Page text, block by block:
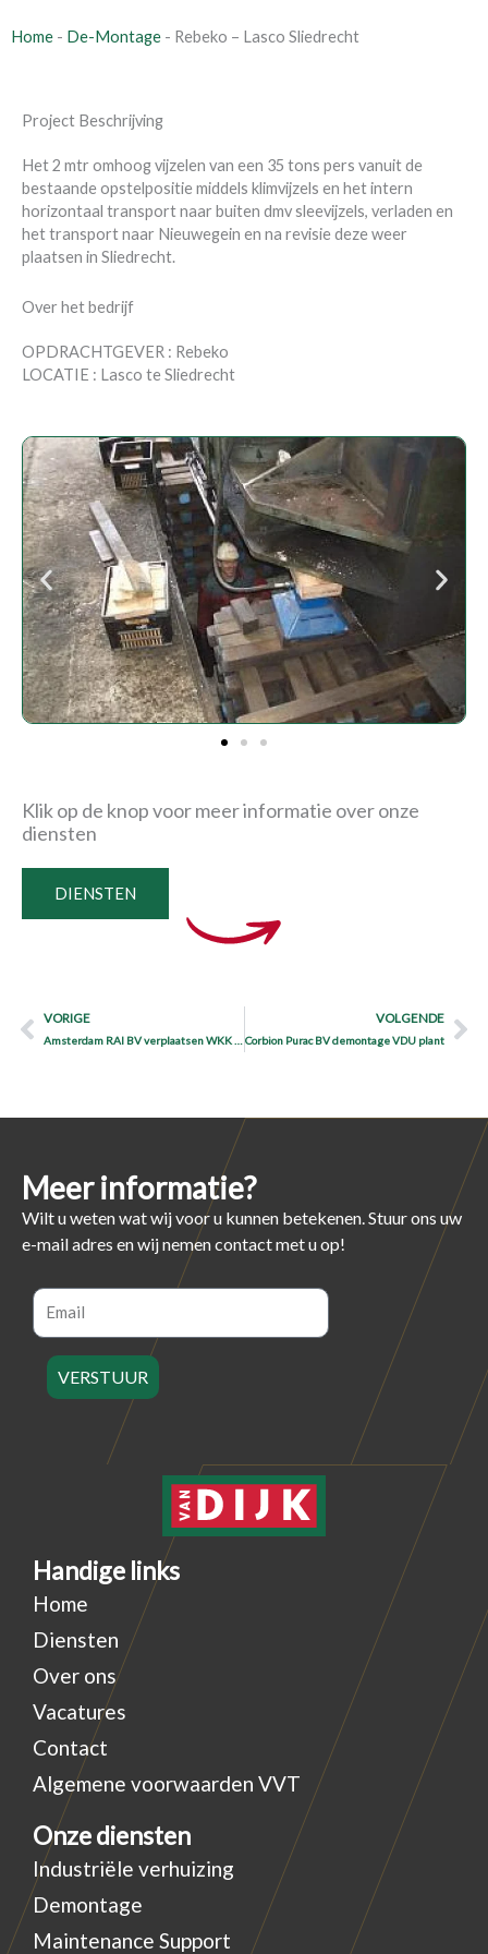
Home - De-Montage - Rebeko – Lasco Sliedrecht
Project Beschrijving
Het 2 mtr omhoog vijzelen van een 35 tons pers vanuit de
bestaande opstelpositie middels klimvijzels en het intern
horizontaal transport naar buiten dmv sleevijzels, verladen en
het transport naar Nieuwegein en na revisie deze weer
plaatsen in Sliedrecht.
Over het bedrijf
OPDRACHTGEVER : Rebeko
LOCATIE : Lasco te Sliedrecht
Klik op de knop voor meer informatie over onze
diensten
DIENSTEN
Prev
VORIGE
Amsterdam RAI BV verplaatsen WKK installatie
VOLGENDE
Corbion Purac BV demontage VDU plant
Meer informatie?
Wilt u weten wat wij voor u kunnen betekenen. Stuur ons uw
e-mail adres en wij nemen contact met u op!
Email
VERSTUUR
Handige links
Home
Diensten
Over ons
Vacatures
Contact
Algemene voorwaarden VVT
Onze diensten
Industriële verhuizing
Demontage
Maintenance Support